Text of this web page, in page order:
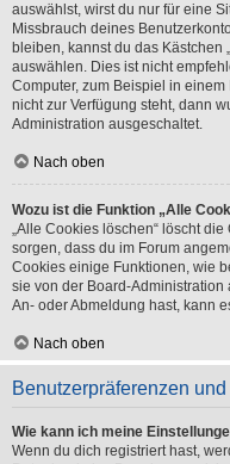
auswählst, wirst du nur für eine
Missbrauch deines
bleiben, kannst du das Kästchen
auswählen. Dies ist nicht
Computer, zum Beispiel in
nicht zur Verfügung steht, dann
Administration ausgeschaltet.
Nach oben
Wozu ist die Funktion „Alle
„Alle Cookies löschen“ löscht
sorgen, dass du im Forum
Cookies einige Funktionen, wie
sie von der Board-
An- oder Abmeldung hast, kann
Nach oben
Benutzerpräferenzen
Wie kann ich meine
Wenn du dich registriert hast,